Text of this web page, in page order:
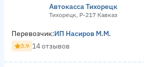
Автокасса Тихорецк
Тихорецк, Р-217 Кавказ
Перевозчик:ИП Насиров М.М.
3.9 14 отзывов